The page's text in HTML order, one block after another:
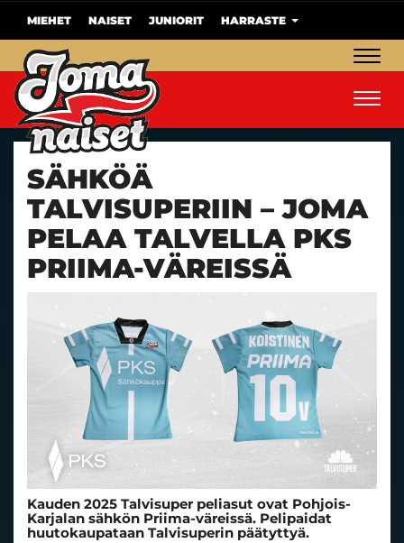
MIEHET NAISET JUNIORIT HARRASTE
SÄHKÖÄ
TALVISUPERIIN – JOMA
PELAA TALVELLA PKS
PRIIMA-VÄREISSÄ
Kauden 2025 Talvisuper peliasut ovat Pohjois-
Karjalan sähkön Priima-väreissä. Pelipaidat
huutokaupataan Talvisuperin päätyttyä.